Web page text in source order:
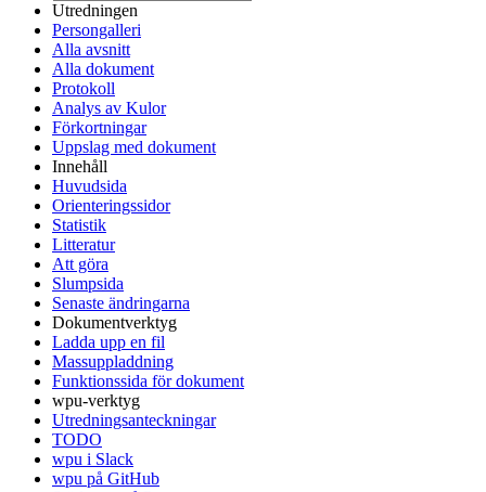
Utredningen
Persongalleri
Alla avsnitt
Alla dokument
Protokoll
Analys av Kulor
Förkortningar
Uppslag med dokument
Innehåll
Huvudsida
Orienteringssidor
Statistik
Litteratur
Att göra
Slumpsida
Senaste ändringarna
Dokumentverktyg
Ladda upp en fil
Massuppladdning
Funktionssida för dokument
wpu-verktyg
Utredningsanteckningar
TODO
wpu i Slack
wpu på GitHub